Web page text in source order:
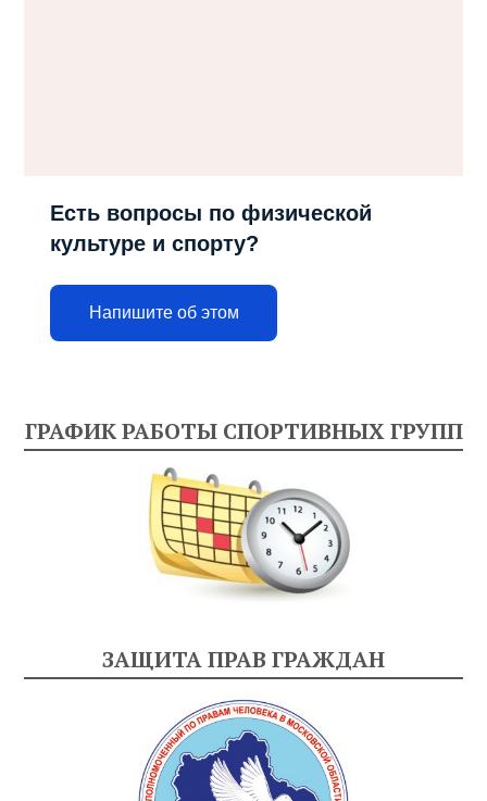
Есть вопросы по физической
культуре и спорту?
Напишите об этом
ГРАФИК РАБОТЫ СПОРТИВНЫХ ГРУПП
ЗАЩИТА ПРАВ ГРАЖДАН